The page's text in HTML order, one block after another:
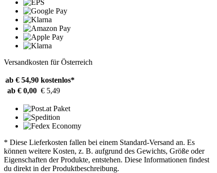
Versandkosten für Österreich
ab € 54,90 kostenlos*
ab € 0,00 € 5,49
* Diese Lieferkosten fallen bei einem Standard-Versand an. Es
können weitere Kosten, z. B. aufgrund des Gewichts, Größe oder
Eigenschaften der Produkte, entstehen. Diese Informationen findest
du direkt in der Produktbeschreibung.